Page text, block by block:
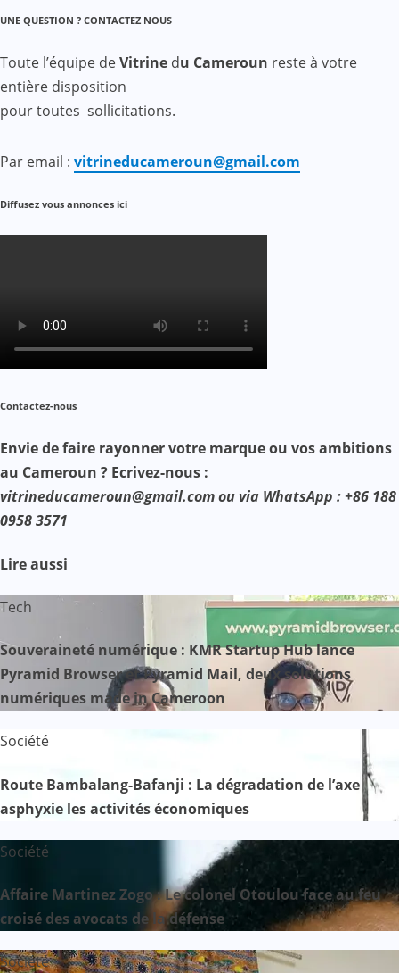
UNE QUESTION ? CONTACTEZ NOUS
Toute l’équipe deVitrine du Cameroun reste à votre
entière disposition
pour toutes sollicitations.
Par email : vitrineducameroun@gmail.com
Diffusez vous annonces ici
Contactez-nous
Envie de faire rayonner votre marque ou vos ambitions
au Cameroun ? Ecrivez-nous :
vitrineducameroun@gmail.com ou via WhatsApp : +86 188
0958 3571
Lire aussi
Tech
Souveraineté numérique : KMR Startup Hub lance
Pyramid Browser et Pyramid Mail, deux solutions
numériques made in Cameroon
Société
Route Bambalang-Bafanji : La dégradation de l’axe
asphyxie les activités économiques
Société
Affaire Martinez Zogo : Le colonel Otoulou face au feu
croisé des avocats de la défense
Société